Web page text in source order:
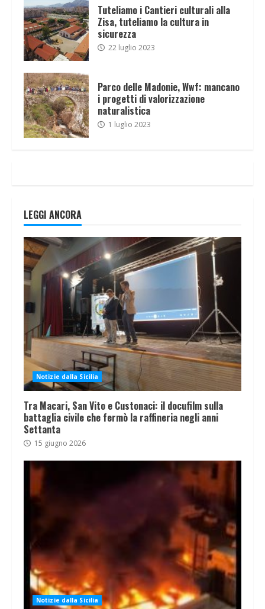
Tuteliamo i Cantieri culturali alla
Zisa, tuteliamo la cultura in
sicurezza
22 luglio 2023
Parco delle Madonie, Wwf: mancano
i progetti di valorizzazione
naturalistica
1 luglio 2023
LEGGI ANCORA
Notizie dalla Sicilia
Tra Macari, San Vito e Custonaci: il docufilm sulla
battaglia civile che fermò la raffineria negli anni
Settanta
15 giugno 2026
Notizie dalla Sicilia